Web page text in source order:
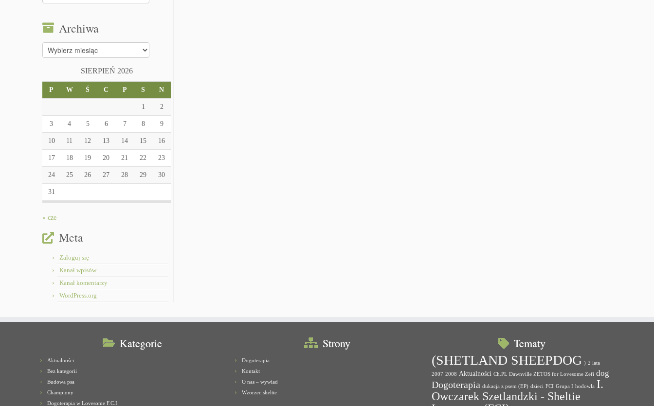
Archiwa
Archiwa
SIERPIEŃ 2026
P W Ś C P S N
1 2
3 4 5 6 7 8 9
10 11 12 13 14 15 16
17 18 19 20 21 22 23
24 25 26 27 28 29 30
31
« cze
Meta
Zaloguj się
Kanał wpisów
Kanał komentarzy
WordPress.org
Kategorie
Aktualności
Bez kategorii
Budowa psa
Championy
Dogoterapia w Lovesome F.C.I.
Strony
Dogoterapia
Kontakt
O nas – wywiad
Wzorzec sheltie
Tematy
(SHETLAND SHEEPDOG ) 2 lata
2007 2008 Aktualności Ch.PL Dawnville ZETOS for Lovesome Zefi dog
Dogoterapia dukacja z psem (EP) dzieci FCI Grupa I hodowla I.
Owczarek Szetlandzki - Sheltie